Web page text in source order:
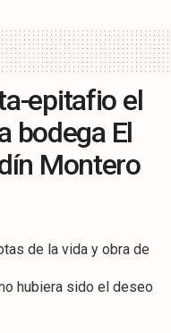
epitafio el
bodega El
Montero
de la vida y obra de
hubiera sido el deseo